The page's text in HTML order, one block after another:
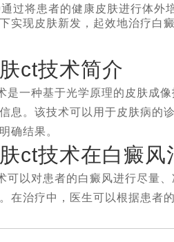
将患者的健康皮肤进行体外
实现皮肤新发，起效地治疗白
ct技术简介
一种基于光学原理的皮肤成像
息。该技术可以用于皮肤病的
确结果。
ct技术在白癜风
以对患者的白癜风进行尽量、
在治疗中，医生可以根据患者